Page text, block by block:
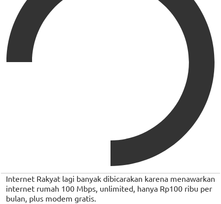
Internet Rakyat lagi banyak dibicarakan karena menawarkan
internet rumah 100 Mbps, unlimited, hanya Rp100 ribu per
bulan, plus modem gratis.